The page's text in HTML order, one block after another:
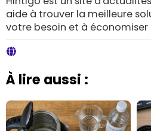
aide à trouver la meilleure
votre besoin et à
À lire aussi :